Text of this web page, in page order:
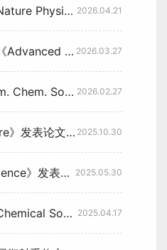
电子显微中心在《Nature Physics》发表论文：飞秒激光辅助霍普夫子稳定形核 2026.04.21
张辉、韩宇团队在《Advanced Materials》发表论文：多层法电子叠层成像实现分子筛三维局域结构解析 2026.03.27
韩宇团队在《 J. Am. Chem. Soc. 》发表论文，揭示亚胺基二维共价有机框架（COF）材料真实结构所具有的复杂性、多样性与易变性 2026.02.27
原彪博士在《Nature》发表论文, 揭示杂化钙钛矿在超低电子剂量下的缺陷形成机制 2025.10.30
黄哲昊团队在《Science》发表研究成果 2025.05.30
韩宇、张辉团队《Chemical Society Reviews》：利用透射电子显微技术探索沸石分子筛中的客体—回顾与展望 2025.04.17